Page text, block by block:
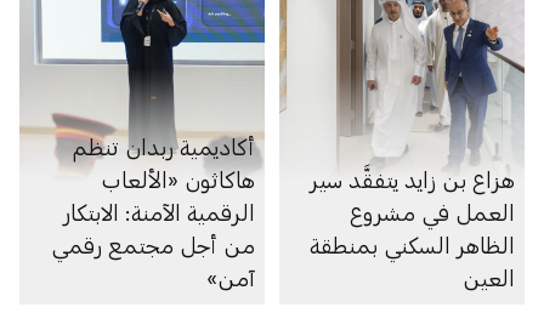
هزاع بن زايد يتفقَّد سير
العمل في مشروع
الظاهر السكني بمنطقة
العين
أكاديمية ربدان تنظم
هاكاثون «الألعاب
الرقمية الآمنة: الابتكار
من أجل مجتمع رقمي
آمن»